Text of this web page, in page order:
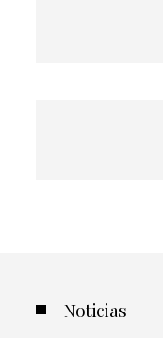
Noticias